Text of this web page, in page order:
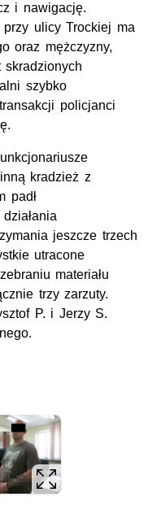
i nawigację.
ulicy Trockiej ma
oraz mężczyzny,
skradzionych
szybko
policjanci
kradzież z
padł
jeszcze trzech
utracone
materiału
trzy zarzuty.
P. i Jerzy S.